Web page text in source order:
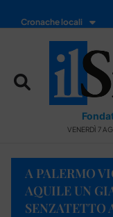
Cronache locali
VENERDÌ 7
A PALERMO
AQUILE UN
SENZATETTO